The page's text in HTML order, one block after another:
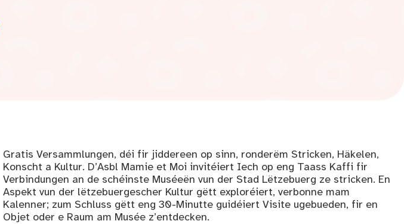
Gratis Versammlungen, déi fir jiddereen op sinn, ronderëm Stricken, Häkelen,
Konscht a Kultur. D’Asbl Mamie et Moi invitéiert Iech op eng Taass Kaffi fir
Verbindungen an de schéinste Muséeën vun der Stad Lëtzebuerg ze stricken. En
Aspekt vun der lëtzebuergescher Kultur gëtt exploréiert, verbonne mam
Kalenner; zum Schluss gëtt eng 30-Minutte guidéiert Visite ugebueden, fir en
Objet oder e Raum am Musée z’entdecken.